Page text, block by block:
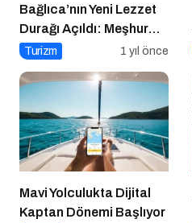
Bağlıca’nın Yeni Lezzet
Durağı Açıldı: Meşhur
Tarihi Aspava
Turizm 1 yıl önce
Mavi Yolculukta Dijital
Kaptan Dönemi Başlıyor